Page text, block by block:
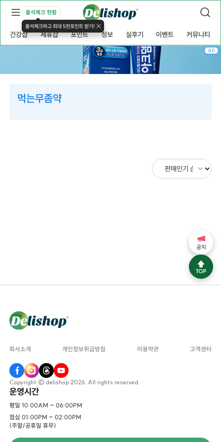
출석체크 현황
출석체크하고 최대 5천포인트 받기!
건강샵 제휴샵 포인트 정보 실후기 이벤트 커뮤니티
먹는무좀약
AD
회사소개 개인정보취급방침 이용약관 고객센터
Copyright © delishop 2026. All rights reserved.
운영시간
평일 10:00AM ~ 06:00PM
점심 01:00PM ~ 02:00PM
(주말/공휴일 휴무)
공지